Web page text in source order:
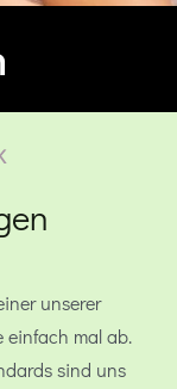
unserer
einfach mal ab.
sind uns